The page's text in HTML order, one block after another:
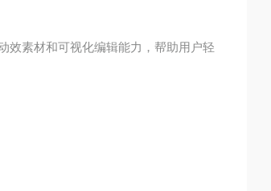
效素材和可视化编辑能力，帮助用户轻